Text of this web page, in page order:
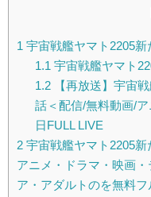
1 宇宙戦艦ヤマト2205
1.1 宇宙戦艦ヤマト
1.2【再放送】宇宙戦
話＜配信/無料動画/
日FULL LIVE
2 宇宙戦艦ヤマト2205
アニメ・ドラマ・映画
ア・アダルトのを無料